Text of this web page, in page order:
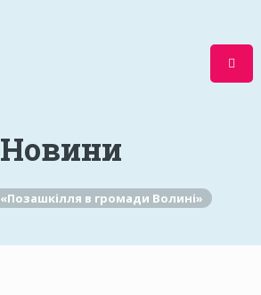
Новини
«Позашкілля в громади Волині»